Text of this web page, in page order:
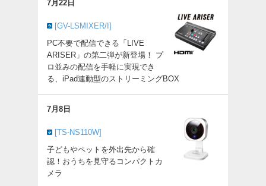
7月22日
[GV-LSMIXER/I]
PC不要で配信できる「LIVE
ARISER」の第二弾が新登場！ プ
ロ並みの配信を手軽に実現でき
る、iPad連動型のストリーミングBOX
7月8日
[TS-NS110W]
子どもやペットを外出先から確
認！おうちを見守るコンパクトカ
メラ